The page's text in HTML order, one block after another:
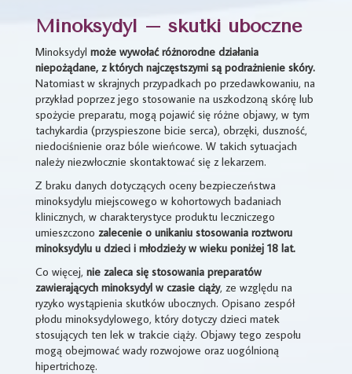
Minoksydyl – skutki uboczne
Minoksydyl może wywołać różnorodne działania
niepożądane, z których najczęstszymi są podrażnienie skóry.
Natomiast w skrajnych przypadkach po przedawkowaniu, na
przykład poprzez jego stosowanie na uszkodzoną skórę lub
spożycie preparatu, mogą pojawić się różne objawy, w tym
tachykardia (przyspieszone bicie serca), obrzęki, duszność,
niedociśnienie oraz bóle wieńcowe. W takich sytuacjach
należy niezwłocznie skontaktować się z lekarzem.
Z braku danych dotyczących oceny bezpieczeństwa
minoksydylu miejscowego w kohortowych badaniach
klinicznych, w charakterystyce produktu leczniczego
umieszczono zalecenie o unikaniu stosowania roztworu
minoksydylu u dzieci i młodzieży w wieku poniżej 18 lat.
Co więcej, nie zaleca się stosowania preparatów
zawierających minoksydyl w czasie ciąży, ze względu na
ryzyko wystąpienia skutków ubocznych. Opisano zespół
płodu minoksydylowego, który dotyczy dzieci matek
stosujących ten lek w trakcie ciąży. Objawy tego zespołu
mogą obejmować wady rozwojowe oraz uogólnioną
hipertrichozę.